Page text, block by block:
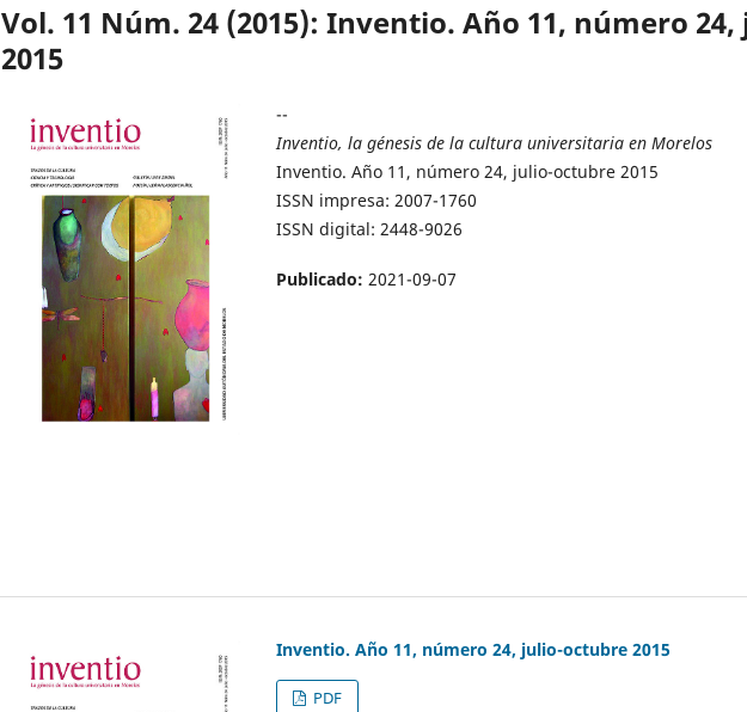
Vol. 11 Núm. 24 (2015): Inventio. Año 11, número
2015
--
Inventio, la génesis de la cultura universitaria en Morelos
Inventio. Año 11, número 24, julio-octubre 2015
ISSN impresa: 2007-1760
ISSN digital: 2448-9026
Publicado: 2021-09-07
Inventio. Año 11, número 24, julio-octubre 2015
PDF